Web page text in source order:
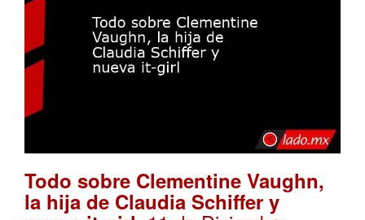
Todo sobre Clementine Vaughn,
la hija de Claudia Schiffer y